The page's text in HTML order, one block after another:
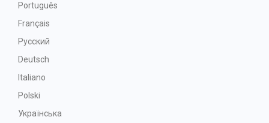
Português
Français
Русский
Deutsch
Italiano
Polski
Українська